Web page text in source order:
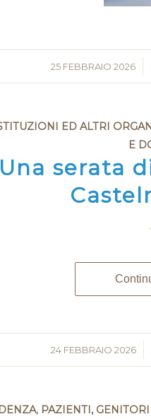
25 FEBBRAIO 2026
/
ED ALTRI
E
Una serata
24 FEBBRAIO 2026
/
, PAZIENTI,